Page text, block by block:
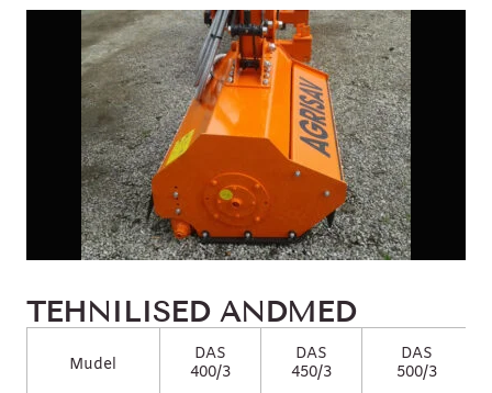
TEHNILISED ANDMED
Mudel
DAS
400/3
DAS
450/3
DAS
500/3